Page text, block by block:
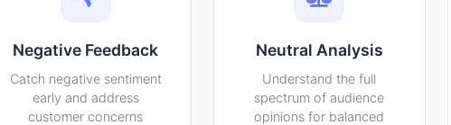
Negative Feedback
Catch negative sentiment
early and address
customer concerns
Neutral Analysis
Understand the full
spectrum of audience
opinions for balanced